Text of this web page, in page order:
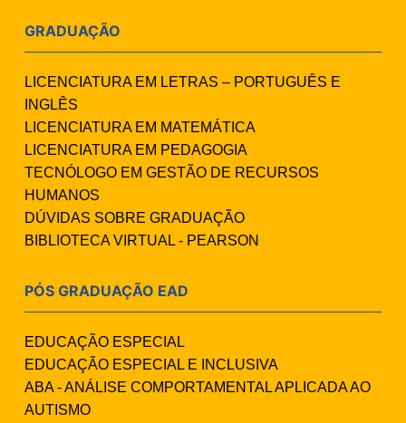
GRADUAÇÃO
LICENCIATURA EM LETRAS – PORTUGUÊS E
INGLÊS
LICENCIATURA EM MATEMÁTICA
LICENCIATURA EM PEDAGOGIA
TECNÓLOGO EM GESTÃO DE RECURSOS
HUMANOS
DÚVIDAS SOBRE GRADUAÇÃO
BIBLIOTECA VIRTUAL - PEARSON
PÓS GRADUAÇÃO EAD
EDUCAÇÃO ESPECIAL
EDUCAÇÃO ESPECIAL E INCLUSIVA
ABA - ANÁLISE COMPORTAMENTAL APLICADA AO
AUTISMO